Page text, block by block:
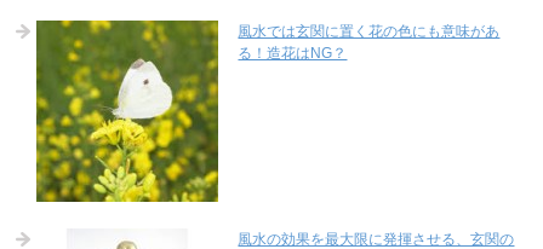
風水では玄関に置く花の色にも意味があ
る！造花はNG？
風水の効果を最大限に発揮させる、玄関の